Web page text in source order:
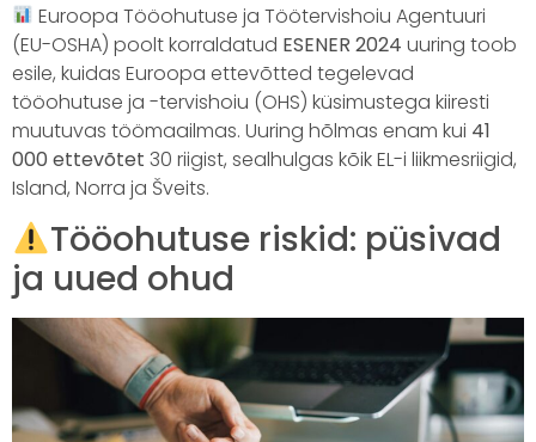
Euroopa Tööohutuse ja Töötervishoiu Agentuuri
(EU-OSHA) poolt korraldatud ESENER 2024 uuring toob
esile, kuidas Euroopa ettevõtted tegelevad
tööohutuse ja -tervishoiu (OHS) küsimustega kiiresti
muutuvas töömaailmas. Uuring hõlmas enam kui 41
000 ettevõtet 30 riigist, sealhulgas kõik EL-i liikmesriigid,
Island, Norra ja Šveits.
Tööohutuse riskid: püsivad
ja uued ohud